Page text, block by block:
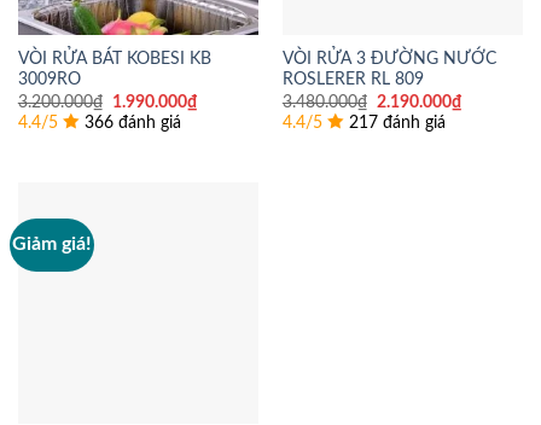
VÒI RỬA BÁT KOBESI KB
3009RO
3.200.000₫
Giá
gốc
là:
1.990.000₫Giá
hiện
4.4/5 366 đánh giá
VÒI RỬA 3 ĐƯỜNG NƯỚC
ROSLERER RL 809
3.480.000₫
Giá
gốc
là:
2.190.000₫Giá
hiện
4.4/5 217 đánh giá
Giảm giá!